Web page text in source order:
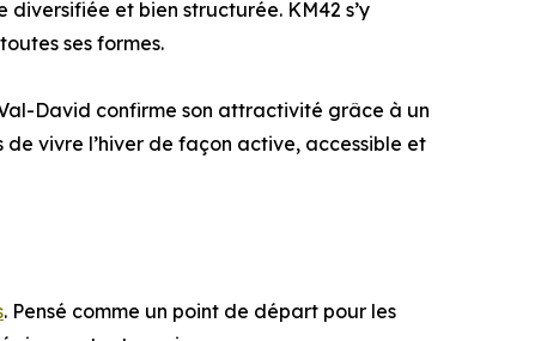
et bien structurée. KM42 s’y
ses formes.
David confirme son attractivité grâce à un
vivre l’hiver de façon active, accessible et
. Pensé comme un point de départ pour les